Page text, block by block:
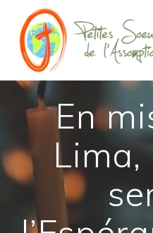
En
Lima,